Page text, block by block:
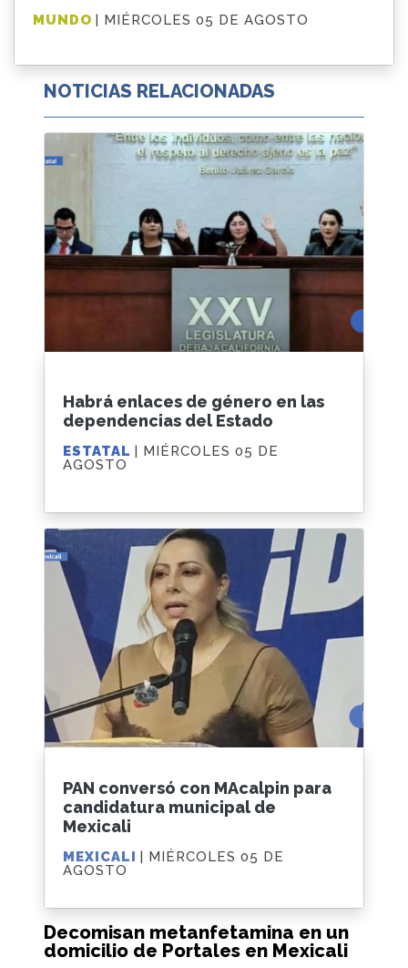
MUNDO | MIÉRCOLES 05 DE AGOSTO
NOTICIAS RELACIONADAS
Decomisan metanfetamina en un
domicilio de Portales en Mexicali
Habrá enlaces de género en las
dependencias del Estado
ESTATAL | MIÉRCOLES 05 DE
AGOSTO
PAN conversó con MAcalpin para
candidatura municipal de
Mexicali
MEXICALI | MIÉRCOLES 05 DE
AGOSTO